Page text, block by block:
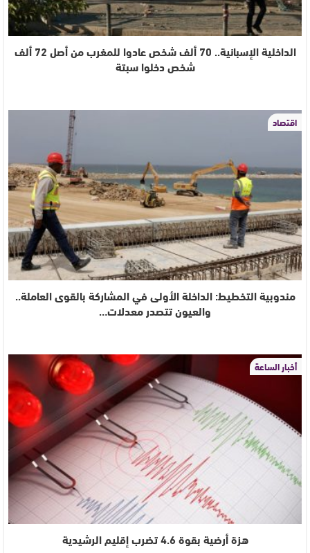
الداخلية الإسبانية.. 70 ألف شخص عادوا للمغرب من أصل 72 ألف
شخص دخلوا سبتة
اقتصاد
مندوبية التخطيط: الداخلة الأولى في المشاركة بالقوى العاملة..
والعيون تتصدر معدلات…
أخبار الساعة
هزة أرضية بقوة 4.6 تضرب إقليم الرشيدية